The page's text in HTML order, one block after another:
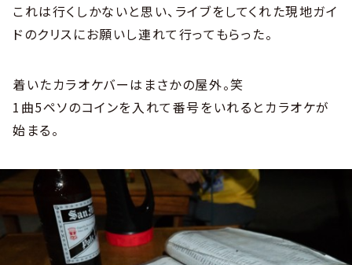
これは行くしかないと思い、ライブをしてくれた現地ガイ
ドのクリスにお願いし連れて行ってもらった。
着いたカラオケバーはまさかの屋外。笑
1曲5ペソのコインを入れて番号をいれるとカラオケが
始まる。